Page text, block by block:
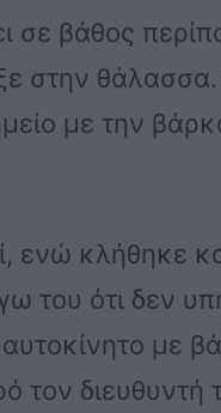
σε βάθος
στην θάλασσα.
με την
ενώ κλήθηκε
του ότι δεν
με
τον